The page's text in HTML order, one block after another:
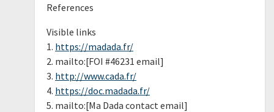
References
Visible links
1. https://madada.fr/
2. mailto:[FOI #46231 email]
3. http://www.cada.fr/
4. https://doc.madada.fr/
5. mailto:[Ma Dada contact email]